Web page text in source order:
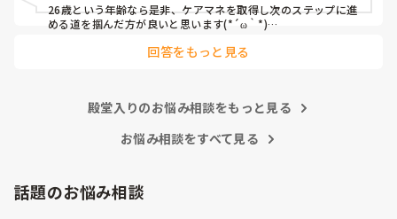
26歳という年齢なら是非、ケアマネを取得し次のステップに進
める道を掴んだ方が良いと思います(*´ω｀*)
回答をもっと見る
殿堂入りのお悩み相談をもっと見る
お悩み相談をすべて見る
話題のお悩み相談